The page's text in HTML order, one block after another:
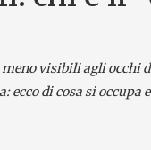
visibili agli occhi
ecco di cosa si